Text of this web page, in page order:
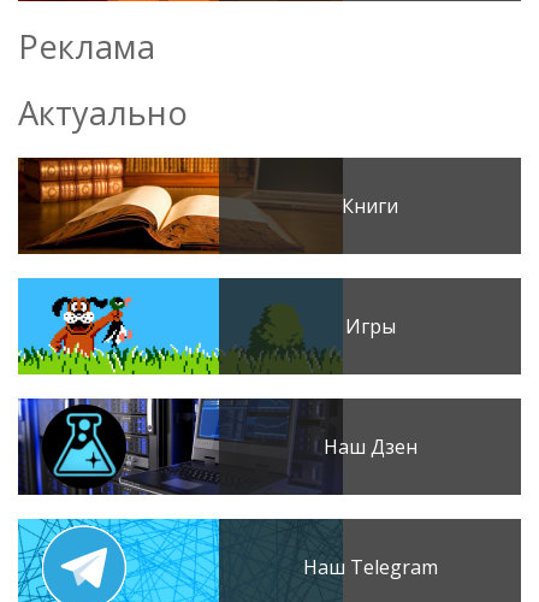
Реклама
Актуально
Книги
Игры
Наш Дзен
Наш Telegram